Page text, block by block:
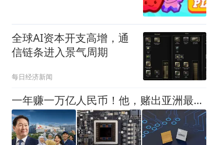
全球AI资本开支高增，通
信链条进入景气周期
每日经济新闻
一年赚一万亿人民币！他，赌出亚洲最疯狂的科技公司